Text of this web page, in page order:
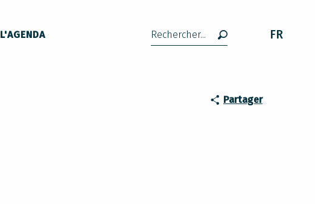
Recherche FR
L'AGENDA
Partager